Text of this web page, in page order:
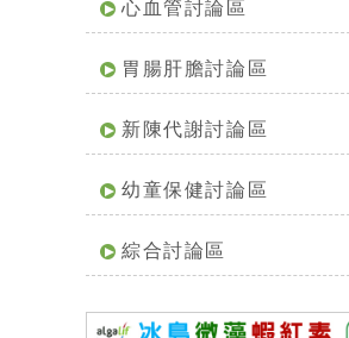
心血管討論區
胃腸肝膽討論區
新陳代謝討論區
幼童保健討論區
綜合討論區